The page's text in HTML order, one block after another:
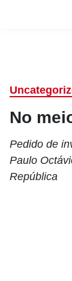
No
Pedido de
Paulo
República